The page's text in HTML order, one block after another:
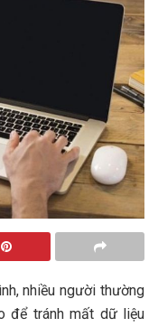
nhiều người thường
để tránh mất dữ liệu